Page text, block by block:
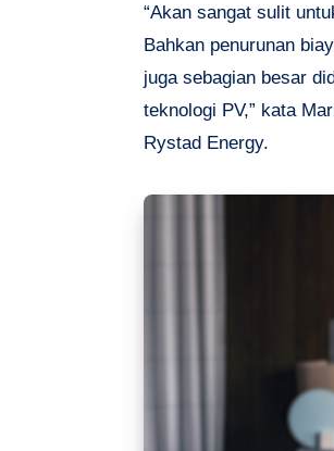
“Akan sangat sulit
Bahkan penurunan
juga sebagian besar
teknologi PV,” kata
Rystad Energy.